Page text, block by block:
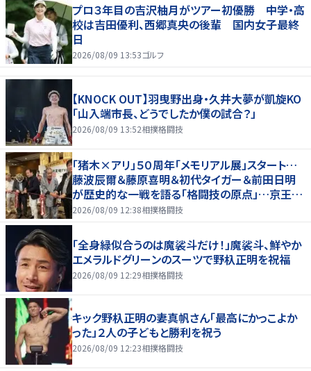
プロ３年目の吉沢柚月がツアー初優勝 中学・高
校は吉田優利、西郷真央の後輩 国内女子最終
日
2026/08/09 13:53ゴルフ
【KNOCK OUT】羽曳野出身・久井大夢が凱旋KO
「山入端市長、どうでしたか僕の試合？」
2026/08/09 13:52相撲格闘技
「猪木×アリ」５０周年「メモリアル展」スタート…
藤波辰爾＆藤原喜明＆初代タイガー＆前田日明
が歴史的な一戦を語る「格闘技の原点」…京王プ
ラザホテルで３１日まで
2026/08/09 12:38相撲格闘技
「全身緑似合うのは魔裟斗だけ！」魔裟斗、鮮やか
エメラルドグリーンのスーツで野杁正明を祝福
2026/08/09 12:29相撲格闘技
キック野杁正明の妻真帆さん「最高にかっこよか
った」２人の子どもと勝利を祝う
2026/08/09 12:23相撲格闘技